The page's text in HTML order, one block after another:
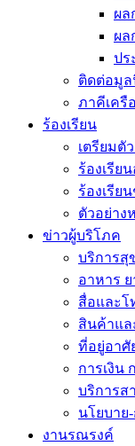
ผล
ผล
ปร
ติดต่อมูล
ภาคีเครื
ร้องเรียน
เตรียมตั
ร้องเรีย
ร้องเรีย
ตัวอย่าง
ข่าวผู้บริโภค
บริการสุ
อาหาร
สื่อและ
สินค้าแล
ที่อยู่อาศั
การเงิน
บริการส
นโยบาย
งานรณรงค์